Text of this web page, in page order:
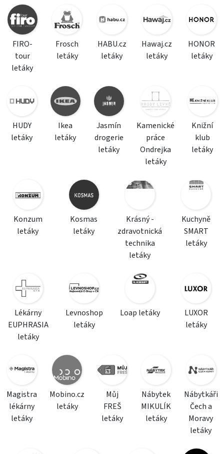
FIRO-
tour
letáky
Frosch
letáky
HABU.cz
letáky
Hawaj.cz
letáky
HONOR
letáky
HUDY
letáky
Ikea
letáky
Jasmín
drogerie
letáky
Kamenické
práce
Ondrejka
letáky
Knižní
klub
letáky
Konzum
letáky
Kosmas
letáky
Krásný -
zdravotnická
technika
letáky
Kuchyně
SMART
letáky
Lékárny
EUPHRASIA
letáky
Levnoshop
letáky
Loap letáky
LUXOR
letáky
Magistra
lékárny
letáky
Mobino.cz
letáky
Můj
FREŠ
letáky
Nábytek
MIKULÍK
letáky
Nábytkáři
Čech a
Moravy
letáky